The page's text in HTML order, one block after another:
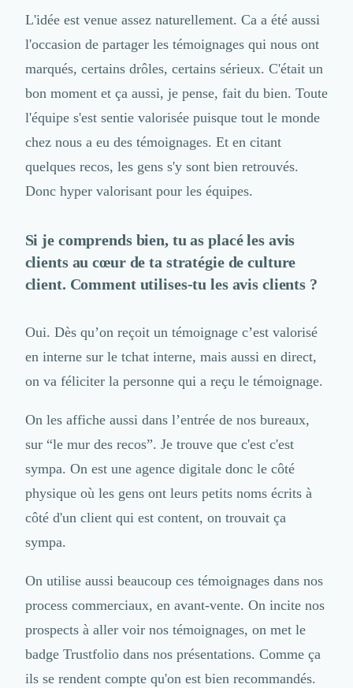
L'idée est venue assez naturellement. Ca a été aussi
l'occasion de partager les témoignages qui nous ont
marqués, certains drôles, certains sérieux. C'était un
bon moment et ça aussi, je pense, fait du bien. Toute
l'équipe s'est sentie valorisée puisque tout le monde
chez nous a eu des témoignages. Et en citant
quelques recos, les gens s'y sont bien retrouvés.
Donc hyper valorisant pour les équipes.
Si je comprends bien, tu as placé les avis
clients au cœur de ta stratégie de culture
client. Comment utilises-tu les avis clients ?
Oui. Dès qu’on reçoit un témoignage c’est valorisé
en interne sur le tchat interne, mais aussi en direct,
on va féliciter la personne qui a reçu le témoignage.
On les affiche aussi dans l’entrée de nos bureaux,
sur “le mur des recos”. Je trouve que c'est c'est
sympa. On est une agence digitale donc le côté
physique où les gens ont leurs petits noms écrits à
côté d'un client qui est content, on trouvait ça
sympa.
On utilise aussi beaucoup ces témoignages dans nos
process commerciaux, en avant-vente. On incite nos
prospects à aller voir nos témoignages, on met le
badge Trustfolio dans nos présentations. Comme ça
ils se rendent compte qu'on est bien recommandés.